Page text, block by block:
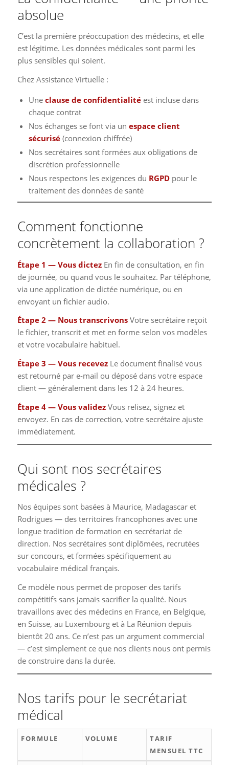
absolue
C’est la première préoccupation des médecins, et elle
est légitime. Les données médicales sont parmi les
plus sensibles qui soient.
Chez Assistance Virtuelle :
Une clause de confidentialitéest incluse dans
chaque contrat
Nos échanges se font via un espace client
sécurisé(connexion chiffrée)
Nos secrétaires sont formées aux obligations de
discrétion professionnelle
Nous respectons les exigences du RGPDpour le
traitement des données de santé
Comment fonctionne
concrètement la collaboration ?
Étape 1 — Vous dictezEn fin de consultation, en fin
de journée, ou quand vous le souhaitez. Par téléphone,
via une application de dictée numérique, ou en
envoyant un fichier audio.
Étape 2 — Nous transcrivonsVotre secrétaire reçoit
le fichier, transcrit et met en forme selon vos modèles
et votre vocabulaire habituel.
Étape 3 — Vous recevezLe document finalisé vous
est retourné par e-mail ou déposé dans votre espace
client — généralement dans les 12 à 24 heures.
Étape 4 — Vous validezVous relisez, signez et
envoyez. En cas de correction, votre secrétaire ajuste
immédiatement.
Qui sont nos secrétaires
médicales ?
Nos équipes sont basées à Maurice, Madagascar et
Rodrigues — des territoires francophones avec une
longue tradition de formation en secrétariat de
direction. Nos secrétaires sont diplômées, recrutées
sur concours, et formées spécifiquement au
vocabulaire médical français.
Ce modèle nous permet de proposer des tarifs
compétitifs sans jamais sacrifier la qualité. Nous
travaillons avec des médecins en France, en Belgique,
en Suisse, au Luxembourg et à La Réunion depuis
bientôt 20 ans. Ce n’est pas un argument commercial
— c’est simplement ce que nos clients nous ont permis
de construire dans la durée.
Nos tarifs pour le secrétariat
médical
FORMULE VOLUME
TARIF
MENSUEL TTC